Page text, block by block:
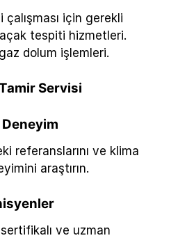
çalışması için gerekli
tespiti hizmetleri.
dolum işlemleri.
Servisi
referanslarını ve klima
araştırın.
ve uzman